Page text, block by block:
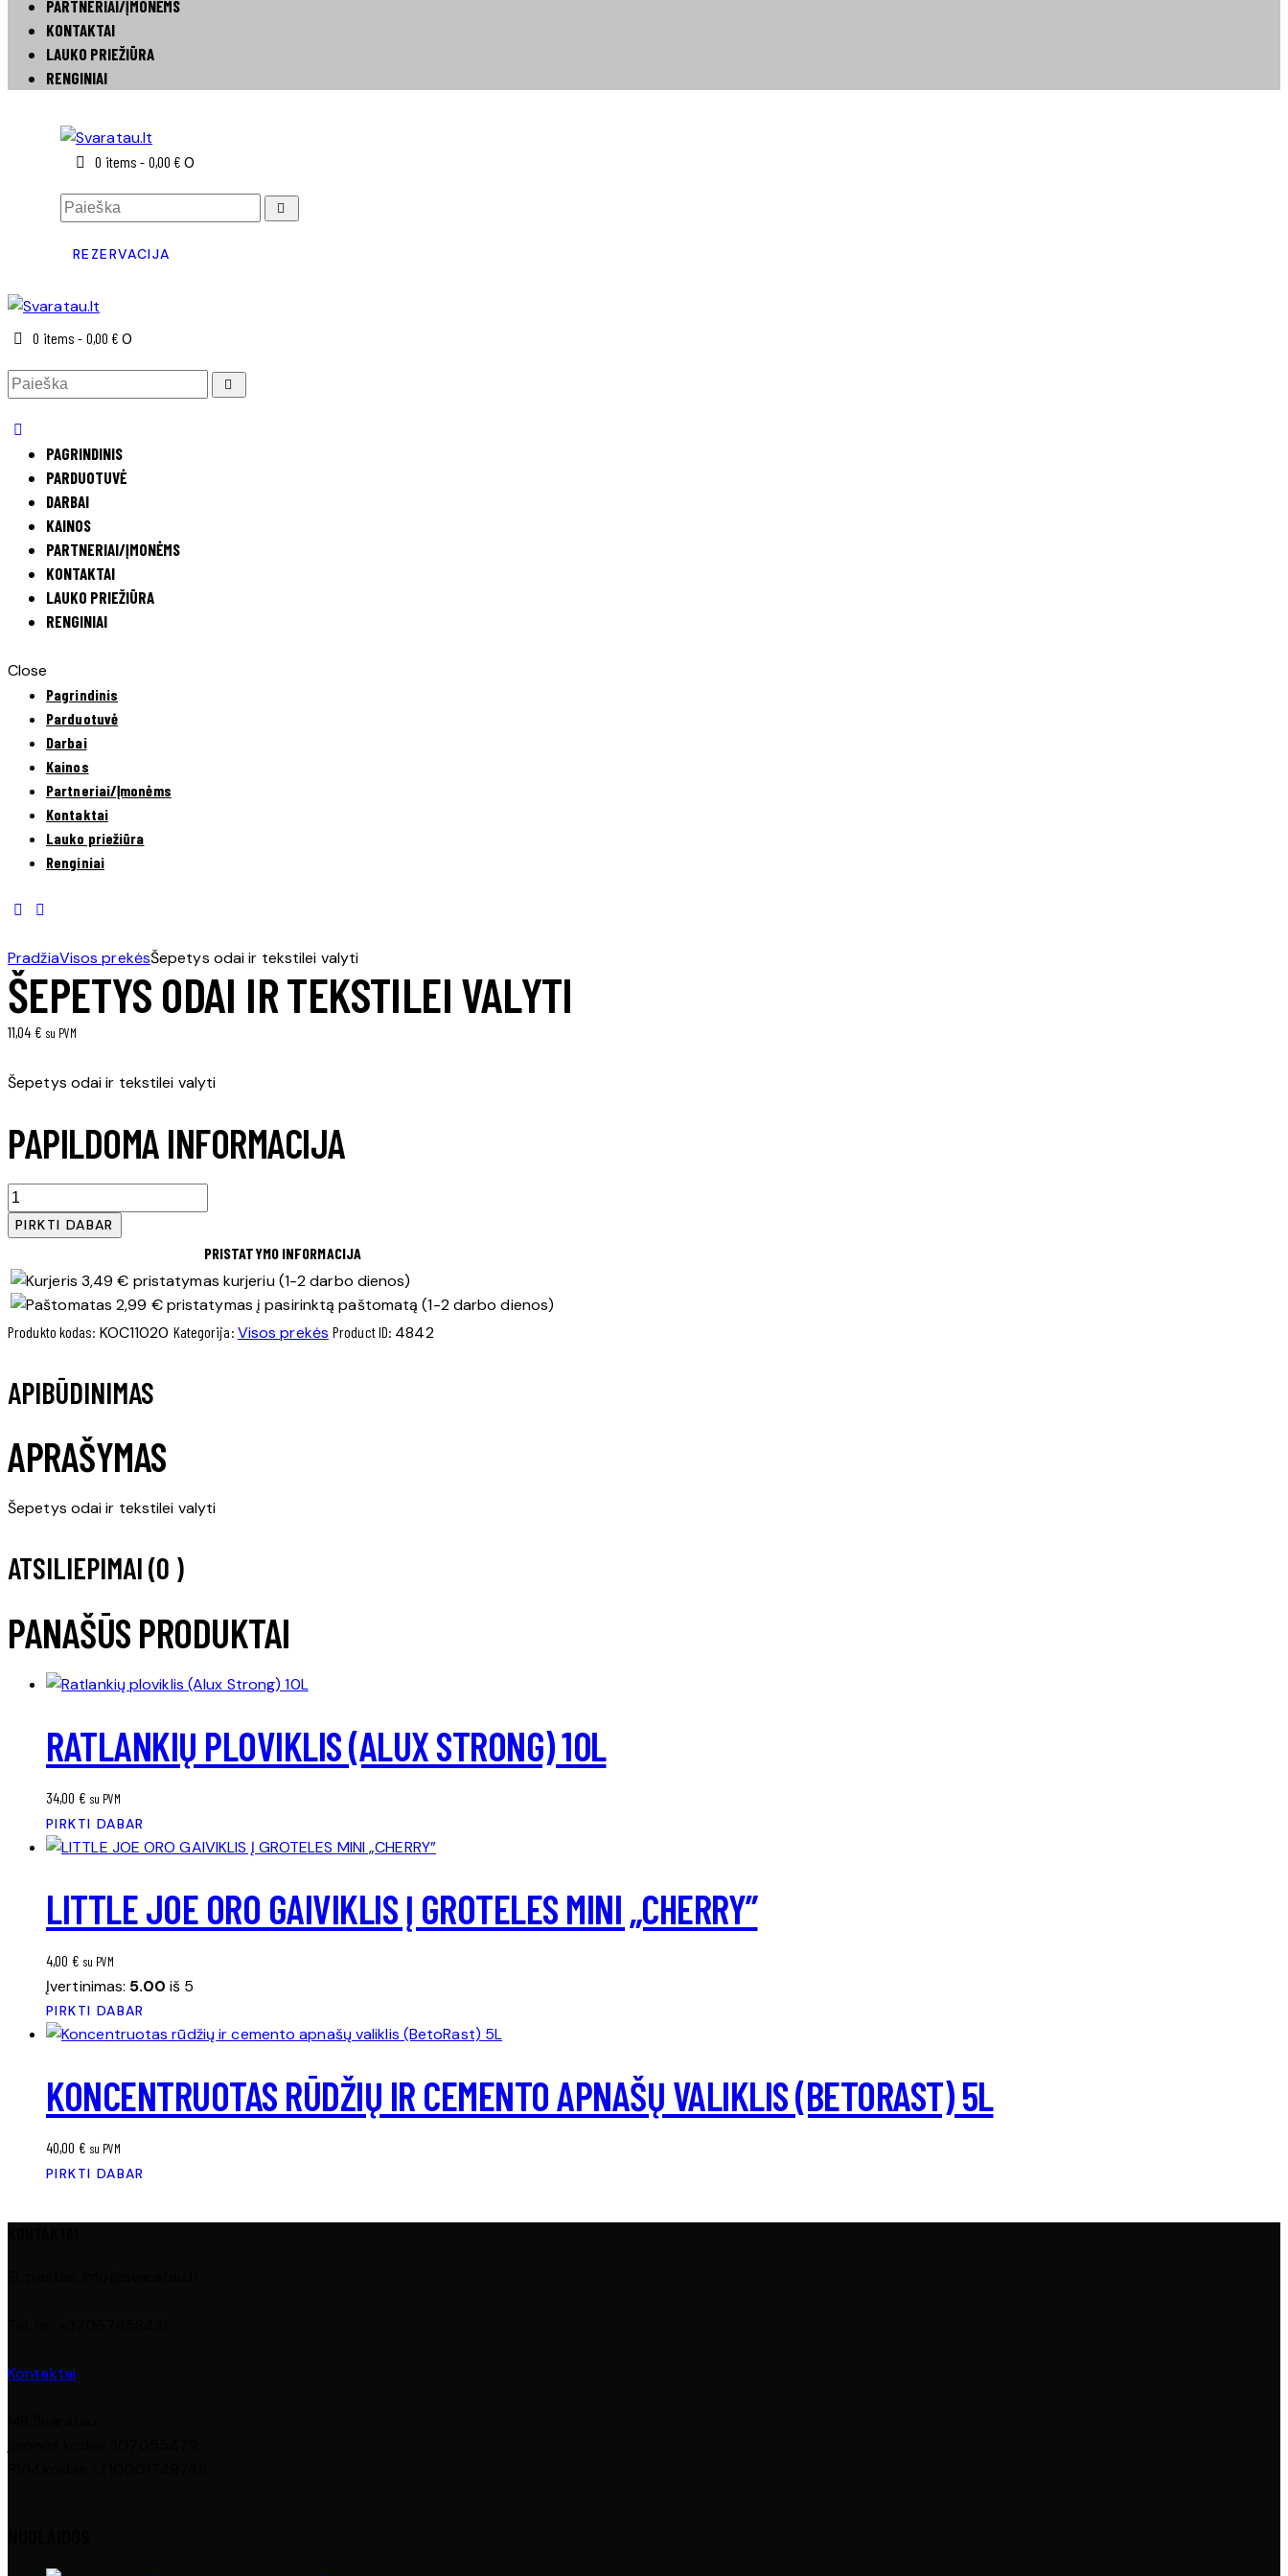
PARTNERIAI/ĮMONĖMS
KONTAKTAI
LAUKO PRIEŽIŪRA
RENGINIAI
0 items - 0,00 € 0
REZERVACIJA
0 items - 0,00 € 0
PAGRINDINIS
PARDUOTUVĖ
DARBAI
KAINOS
PARTNERIAI/ĮMONĖMS
KONTAKTAI
LAUKO PRIEŽIŪRA
RENGINIAI
Close
Pagrindinis
Parduotuvė
Darbai
Kainos
Partneriai/Įmonėms
Kontaktai
Lauko priežiūra
Renginiai
PradžiaVisos prekėsŠepetys odai ir tekstilei valyti
ŠEPETYS ODAI IR TEKSTILEI VALYTI
11,04 € su PVM
Šepetys odai ir tekstilei valyti
PAPILDOMA INFORMACIJA
produkto
kiekis:
Šepetys
odai
ir
tekstilei
valyti
PIRKTI DABAR
PRISTATYMO INFORMACIJA
3,49 € pristatymas kurjeriu (1-2 darbo dienos)
2,99 € pristatymas į pasirinktą paštomatą (1-2 darbo dienos)
Produkto kodas: KOC11020 Kategorija: Visos prekės Product ID: 4842
APIBŪDINIMAS
APRAŠYMAS
Šepetys odai ir tekstilei valyti
ATSILIEPIMAI (0 )
PANAŠŪS PRODUKTAI
RATLANKIŲ PLOVIKLIS (ALUX STRONG) 10L
34,00 € su PVM
PIRKTI DABAR
LITTLE JOE ORO GAIVIKLIS Į GROTELES MINI „CHERRY”
4,00 € su PVM
Įvertinimas: 5.00 iš 5
PIRKTI DABAR
KONCENTRUOTAS RŪDŽIŲ IR CEMENTO APNAŠŲ VALIKLIS (BETORAST) 5L
40,00 € su PVM
PIRKTI DABAR
Kontaktai